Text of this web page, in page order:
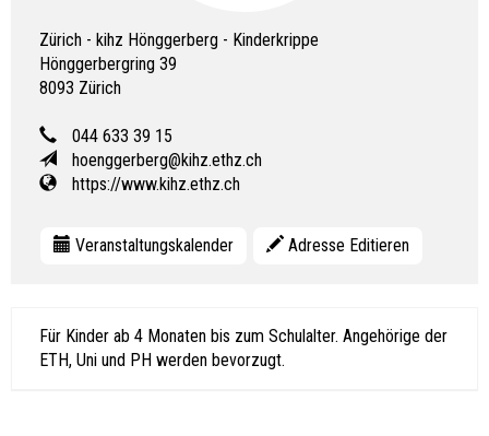
Zürich - kihz Hönggerberg - Kinderkrippe
Hönggerbergring 39
8093 Zürich
044 633 39 15
hoenggerberg@kihz.ethz.ch
https://www.kihz.ethz.ch
Veranstaltungskalender Adresse Editieren
Für Kinder ab 4 Monaten bis zum Schulalter. Angehörige der
ETH, Uni und PH werden bevorzugt.